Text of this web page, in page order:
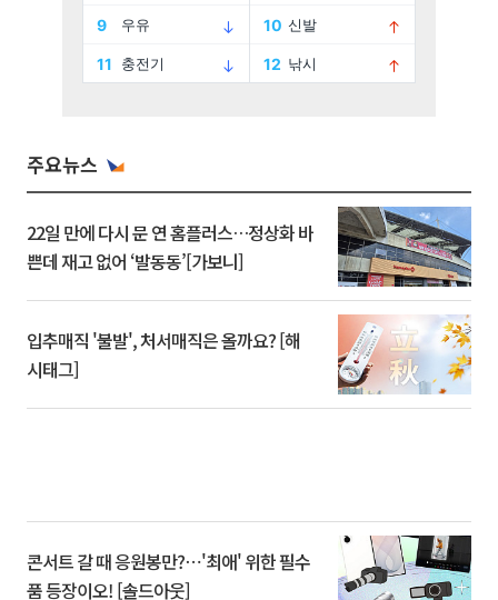
주요뉴스
22일 만에 다시 문 연 홈플러스…정상화 바
쁜데 재고 없어 ‘발동동’[가보니]
입추매직 '불발', 처서매직은 올까요? [해
시태그]
콘서트 갈 때 응원봉만?⋯'최애' 위한 필수
품 등장이오! [솔드아웃]